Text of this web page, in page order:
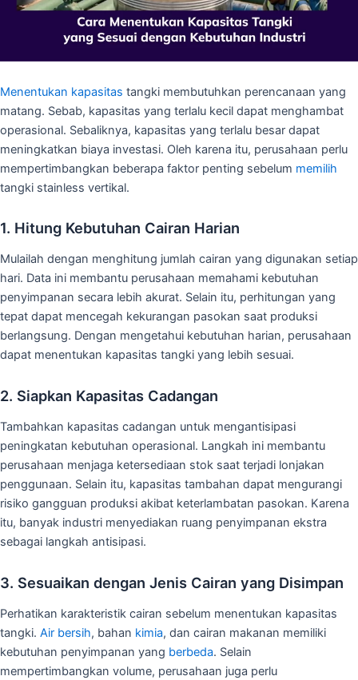
Menentukan kapasitas tangki membutuhkan perencanaan yang
matang. Sebab, kapasitas yang terlalu kecil dapat menghambat
operasional. Sebaliknya, kapasitas yang terlalu besar dapat
meningkatkan biaya investasi. Oleh karena itu, perusahaan perlu
mempertimbangkan beberapa faktor penting sebelum memilih
tangki stainless vertikal.
1. Hitung Kebutuhan Cairan Harian
Mulailah dengan menghitung jumlah cairan yang digunakan setiap
hari. Data ini membantu perusahaan memahami kebutuhan
penyimpanan secara lebih akurat. Selain itu, perhitungan yang
tepat dapat mencegah kekurangan pasokan saat produksi
berlangsung. Dengan mengetahui kebutuhan harian, perusahaan
dapat menentukan kapasitas tangki yang lebih sesuai.
2. Siapkan Kapasitas Cadangan
Tambahkan kapasitas cadangan untuk mengantisipasi
peningkatan kebutuhan operasional. Langkah ini membantu
perusahaan menjaga ketersediaan stok saat terjadi lonjakan
penggunaan. Selain itu, kapasitas tambahan dapat mengurangi
risiko gangguan produksi akibat keterlambatan pasokan. Karena
itu, banyak industri menyediakan ruang penyimpanan ekstra
sebagai langkah antisipasi.
3. Sesuaikan dengan Jenis Cairan yang Disimpan
Perhatikan karakteristik cairan sebelum menentukan kapasitas
tangki. Air bersih, bahan kimia, dan cairan makanan memiliki
kebutuhan penyimpanan yang berbeda. Selain
mempertimbangkan volume, perusahaan juga perlu